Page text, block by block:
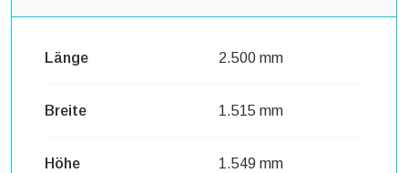
Länge 2.500 mm
Breite 1.515 mm
Höhe 1.549 mm